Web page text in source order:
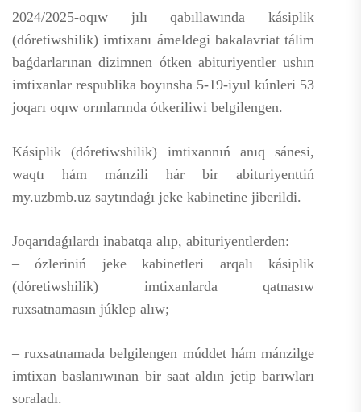
2024/2025-oqıw jılı qabıllawında kásiplik
(dóretiwshilik) imtixanı ámeldegi bakalavriat tálim
baǵdarlarınan dizimnen ótken abituriyentler ushın
imtixanlar respublika boyınsha 5-19-iyul kúnleri 53
joqarı oqıw orınlarında ótkeriliwi belgilengen.
Kásiplik (dóretiwshilik) imtixannıń anıq sánesi,
waqtı hám mánzili hár bir abituriyenttiń
my.uzbmb.uz saytındaǵı jeke kabinetine jiberildi.
Joqarıdaǵılardı inabatqa alıp, abituriyentlerden:
– ózleriniń jeke kabinetleri arqalı kásiplik
(dóretiwshilik) imtixanlarda qatnasıw
ruxsatnamasın júklep alıw;
– ruxsatnamada belgilengen múddet hám mánzilge
imtixan baslanıwınan bir saat aldın jetip barıwları
soraladı.